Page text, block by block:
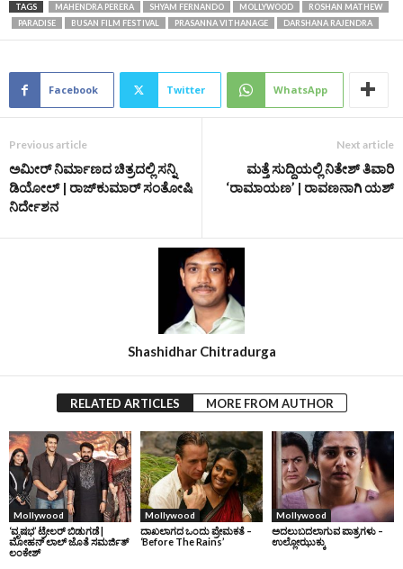
TAGS MAHENDRA PERERA SHYAM FERNANDO MOLLYWOOD
ROSHAN MATHEW
PARADISE
BUSAN FILM FESTIVAL PRASANNA VITHANAGE DARSHANA RAJENDRA
Facebook Twitter WhatsApp
Previous article
ಅಮೀರ್‌ ನಿರ್ಮಾಣದ ಚಿತ್ರದಲ್ಲಿ ಸನ್ನಿ
ಡಿಯೋಲ್‌ | ರಾಜ್‌ಕುಮಾರ್‌ ಸಂತೋಷಿ
ನಿರ್ದೇಶನ
Next article
ಮತ್ತೆ ಸುದ್ದಿಯಲ್ಲಿ ನಿತೇಶ್‌ ತಿವಾರಿ
‘ರಾಮಾಯಣ’ | ರಾವಣನಾಗಿ ಯಶ್‌
Shashidhar Chitradurga
RELATED ARTICLES MORE FROM AUTHOR
Mollywood
‘ವೃಷಭ’ ಟ್ರೇಲರ್‌ ಬಿಡುಗಡೆ |
ಮೋಹನ್‌ ಲಾಲ್‌ ಜೊತೆ ಸಮರ್ಜಿತ್‌
ಲಂಕೇಶ್‌
Mollywood
ದಾಖಲಾಗದ ಒಂದು ಪ್ರೇಮಕತೆ –
‘Before The Rains’
Mollywood
ಅದಲುಬದಲಾಗುವ ಪಾತ್ರಗಳು –
ಉಲ್ಲೋಝುಕ್ಕು